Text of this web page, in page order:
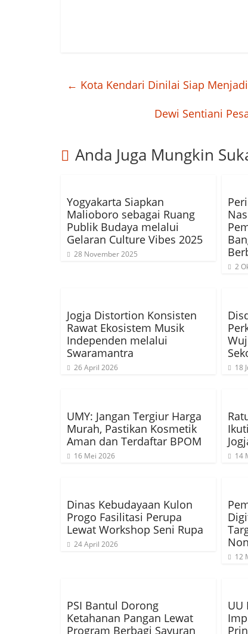
← Kota Kendari Dinilai Siap
Dewi Sentiani
Anda Juga Mungkin
Yogyakarta Siapkan
Malioboro sebagai Ruang
Publik Budaya melalui
Gelaran Culture Vibes 2025
28 November 2025
2
Jogja Distortion Konsisten
Rawat Ekosistem Musik
Independen melalui
Swaramantra
26 April 2026 18
UMY: Jangan Tergiur Harga
Murah, Pastikan Kosmetik
Aman dan Terdaftar BPOM
16 Mei 2026 14
Dinas Kebudayaan Kulon
Progo Fasilitasi Perupa
Lewat Workshop Seni Rupa
24 April 2026
12
PSI Bantul Dorong
Ketahanan Pangan Lewat
Program Berbagi Sayuran
UU